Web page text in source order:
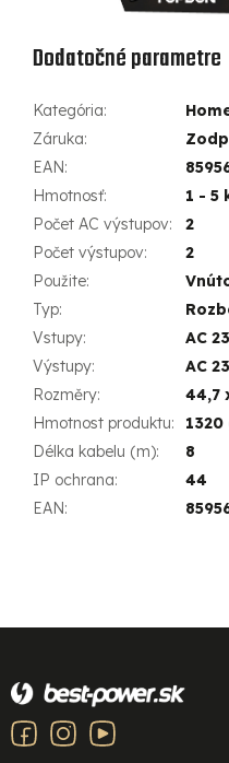
Dodatočné parametre
Kategória:
Záruka:
EAN:
Hmotnosť:
1 - 5
Počet AC výstupov:
2
Počet výstupov:
2
Použite:
Typ:
Vstupy:
AC
Výstupy:
AC
Rozměry:
44,7
Hmotnost produktu:
1320
Délka kabelu (m):
8
IP ochrana:
44
EAN:
á
ä